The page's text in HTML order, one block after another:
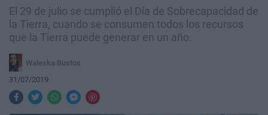
El 29 de julio se cumplió el Día de Sobrecapacidad de
la Tierra, cuando se consumen todos los recursos
que la Tierra puede generar en un año.
Waleska Bustos
31/07/2019